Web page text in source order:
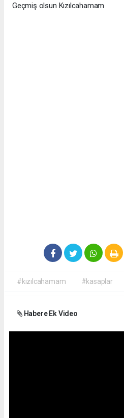
Geçmiş olsun Kızılcahamam
#kızılcahamam #kasaplar
Habere Ek Video